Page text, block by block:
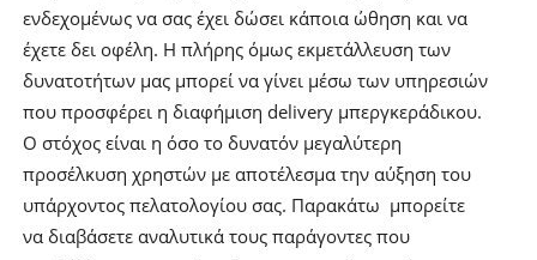
ενδεχομένως να σας έχει δώσει κάποια ώθηση και να
έχετε δει οφέλη. Η πλήρης όμως εκμετάλλευση των
δυνατοτήτων μας μπορεί να γίνει μέσω των υπηρεσιών
που προσφέρει η διαφήμιση delivery μπεργκεράδικου.
Ο στόχος είναι η όσο το δυνατόν μεγαλύτερη
προσέλκυση χρηστών με αποτέλεσμα την αύξηση του
υπάρχοντος πελατολογίου σας. Παρακάτω μπορείτε
να διαβάσετε αναλυτικά τους παράγοντες που